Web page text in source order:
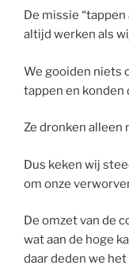
De missie
altijd werken als
We gooiden niets
tappen en konden
Ze dronken alleen
Dus keken wij
om onze
De omzet van de
wat aan de hoge
daar deden we het